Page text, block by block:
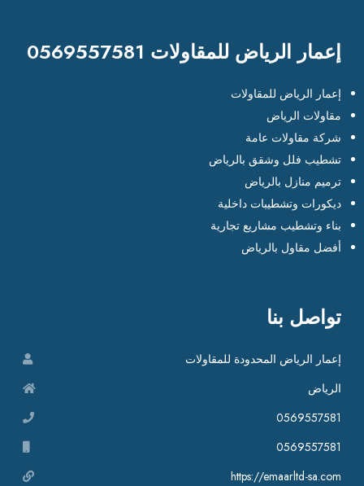
إعمار الرياض للمقاولات 0569557581
إعمار الرياض للمقاولات
مقاولات الرياض
شركة مقاولات عامة
تشطيب فلل وشقق بالرياض
ترميم منازل بالرياض
ديكورات وتشطيبات داخلية
بناء وتشطيب مشاريع تجارية
أفضل مقاول بالرياض
تواصل بنا
إعمار الرياض المحدودة للمقاولات
الرياض
0569557581
0569557581
https://emaarltd-sa.com